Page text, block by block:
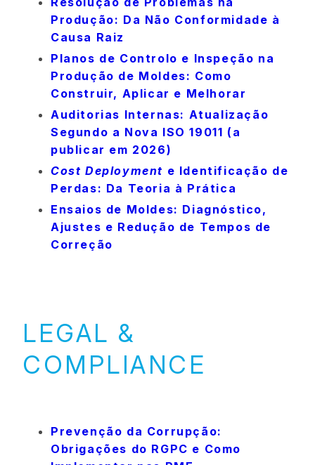
Produção: Da Não Conformidade à
Causa Raiz
Planos de Controlo e Inspeção na
Produção de Moldes: Como
Construir, Aplicar e Melhorar
Auditorias Internas: Atualização
Segundo a Nova ISO 19011 (a
publicar em 2026)
Cost Deployment e Identificação de
Perdas: Da Teoria à Prática
Ensaios de Moldes: Diagnóstico,
Ajustes e Redução de Tempos de
Correção
LEGAL &
COMPLIANCE
Prevenção da Corrupção:
Obrigações do RGPC e Como